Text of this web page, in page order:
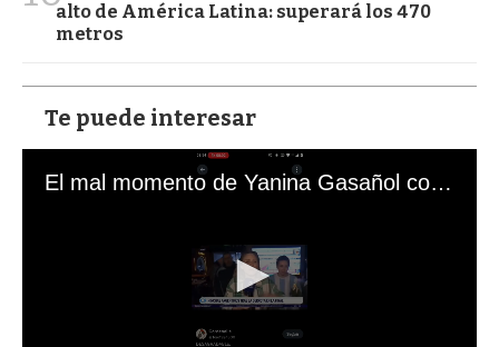
alto de América Latina: superará los 470
metros
Te puede interesar
El mal momento de Yanina Gasañol con un hincha argentino en "Subrayado"